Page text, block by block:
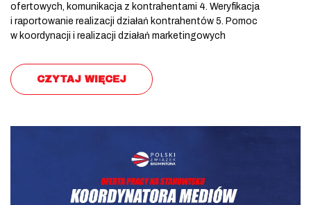
ofertowych, komunikacja z kontrahentami 4. Weryfikacja
i raportowanie realizacji działań kontrahentów 5. Pomoc
w koordynacji i realizacji działań marketingowych
CZYTAJ WIĘCEJ